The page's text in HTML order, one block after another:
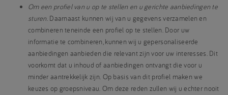
Om een profiel van u op te stellen en u gerichte aanbiedingen te
sturen. Daarnaast kunnen wij van u gegevens verzamelen en
combineren teneinde een profiel op te stellen. Door uw
informatie te combineren, kunnen wij u gepersonaliseerde
aanbiedingen aanbieden die relevant zijn voor uw interesses. Dit
voorkomt dat u inhoud of aanbiedingen ontvangt die voor u
minder aantrekkelijk zijn. Op basis van dit profiel maken we
keuzes op groepsniveau. Om deze reden zullen wij u echter nooit